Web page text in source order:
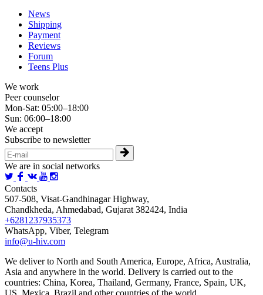
News
Shipping
Payment
Reviews
Forum
Teens Plus
We work
Peer counselor
Mon-Sat: 05:00–18:00
Sun: 06:00–18:00
We accept
Subscribe to newsletter
We are in social networks
Contacts
507-508, Visat-Gandhinagar Highway,
Chandkheda, Ahmedabad, Gujarat 382424, India
+6281237935373
WhatsApp, Viber, Telegram
info@u-hiv.com
We deliver to North and South America, Europe, Africa, Australia,
Asia and anywhere in the world. Delivery is carried out to the
countries: China, Korea, Thailand, Germany, France, Spain, UK,